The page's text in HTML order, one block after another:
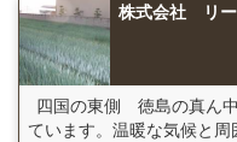
株式会社 リ
四国の東側 徳島の真ん
ています。温暖な気候と周